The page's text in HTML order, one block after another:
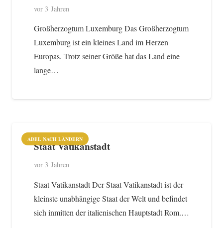
vor 3 Jahren
Großherzogtum Luxemburg Das Großherzogtum
Luxemburg ist ein kleines Land im Herzen
Europas. Trotz seiner Größe hat das Land eine
lange…
ADEL NACH LÄNDERN
Staat Vatikanstadt
vor 3 Jahren
Staat Vatikanstadt Der Staat Vatikanstadt ist der
kleinste unabhängige Staat der Welt und befindet
sich inmitten der italienischen Hauptstadt Rom.…